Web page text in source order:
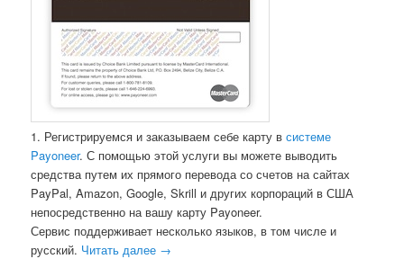
1. Регистрируемся и заказываем себе карту всистеме
Payoneer. С помощью этой услуги вы можете выводить
средства путем их прямого перевода со счетов на сайтах
PayPal, Amazon, Google, Skrill и других корпораций в США
непосредственно на вашу карту Payoneer.
Сервис поддерживает несколько языков, в том числе и
русский. Читать далее →